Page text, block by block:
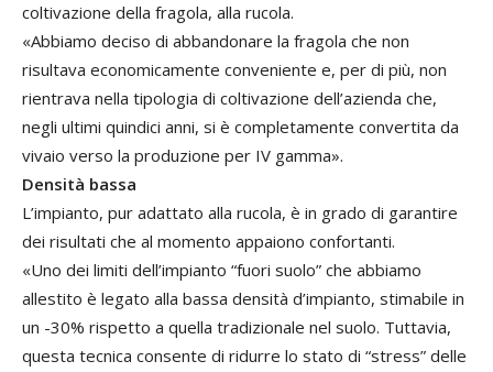
coltivazione della fragola, alla rucola.
«Abbiamo deciso di abbandonare la fragola che non
risultava economicamente conveniente e, per di più, non
rientrava nella tipologia di coltivazione dell’azienda che,
negli ultimi quindici anni, si è completamente convertita da
vivaio verso la produzione per IV gamma».
Densità bassa
L’impianto, pur adattato alla rucola, è in grado di garantire
dei risultati che al momento appaiono confortanti.
«Uno dei limiti dell’impianto “fuori suolo” che abbiamo
allestito è legato alla bassa densità d’impianto, stimabile in
un -30% rispetto a quella tradizionale nel suolo. Tuttavia,
questa tecnica consente di ridurre lo stato di “stress” delle